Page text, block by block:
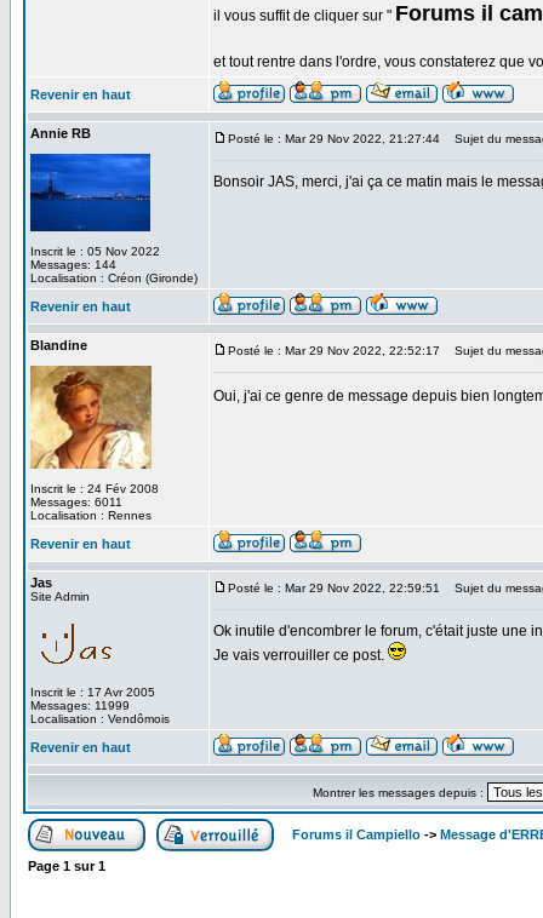
il vous suffit de cliquer sur " Forums il
et tout rentre dans l'ordre, vous constaterez que
Revenir en haut
Annie RB
Inscrit le : 05 Nov 2022
Messages: 144
Localisation : Créon (Gironde)
Posté le : Mar 29 Nov 2022, 21:27:44 Sujet du
Bonsoir JAS, merci, j'ai ça ce matin mais le
Revenir en haut
Blandine
Inscrit le : 24 Fév 2008
Messages: 6011
Localisation : Rennes
Posté le : Mar 29 Nov 2022, 22:52:17 Sujet du
Oui, j'ai ce genre de message depuis bien
Revenir en haut
Jas
Site Admin
Inscrit le : 17 Avr 2005
Messages: 11999
Localisation : Vendômois
Posté le : Mar 29 Nov 2022, 22:59:51 Sujet du
Ok inutile d'encombrer le forum, c'était juste une
Je vais verrouiller ce post.
Revenir en haut
Montrer les messages depuis :
Forums il Campiello -> Message
Page 1 sur1